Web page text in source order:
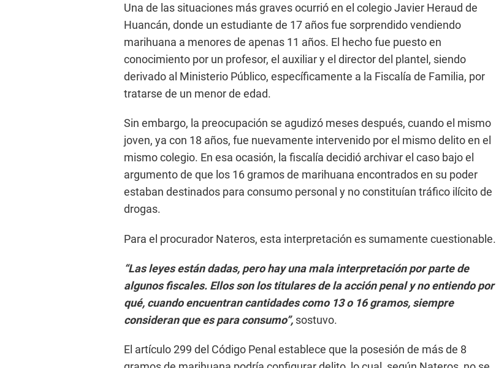
Una de las situaciones más graves ocurrió en el colegio Javier Heraud de
Huancán, donde un estudiante de 17 años fue sorprendido vendiendo
marihuana a menores de apenas 11 años. El hecho fue puesto en
conocimiento por un profesor, el auxiliar y el director del plantel, siendo
derivado al Ministerio Público, específicamente a la Fiscalía de Familia, por
tratarse de un menor de edad.
Sin embargo, la preocupación se agudizó meses después, cuando el mismo
joven, ya con 18 años, fue nuevamente intervenido por el mismo delito en el
mismo colegio. En esa ocasión, la fiscalía decidió archivar el caso bajo el
argumento de que los 16 gramos de marihuana encontrados en su poder
estaban destinados para consumo personal y no constituían tráfico ilícito de
drogas.
Para el procurador Nateros, esta interpretación es sumamente cuestionable.
“Las leyes están dadas, pero hay una mala interpretación por parte de
algunos fiscales. Ellos son los titulares de la acción penal y no entiendo por
qué, cuando encuentran cantidades como 13 o 16 gramos, siempre
consideran que es para consumo”, sostuvo.
El artículo 299 del Código Penal establece que la posesión de más de 8